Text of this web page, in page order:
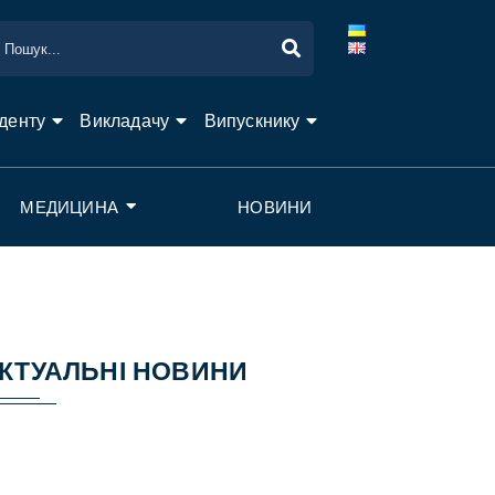
Викладачу Випускнику
МЕДИЦИНА НОВИНИ
НОВИНИ